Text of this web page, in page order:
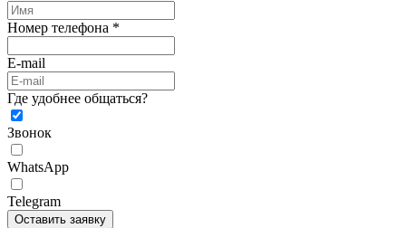
Номер телефона *
E-mail
Где удобнее общаться?
Звонок
WhatsApp
Telegram
Оставить заявку